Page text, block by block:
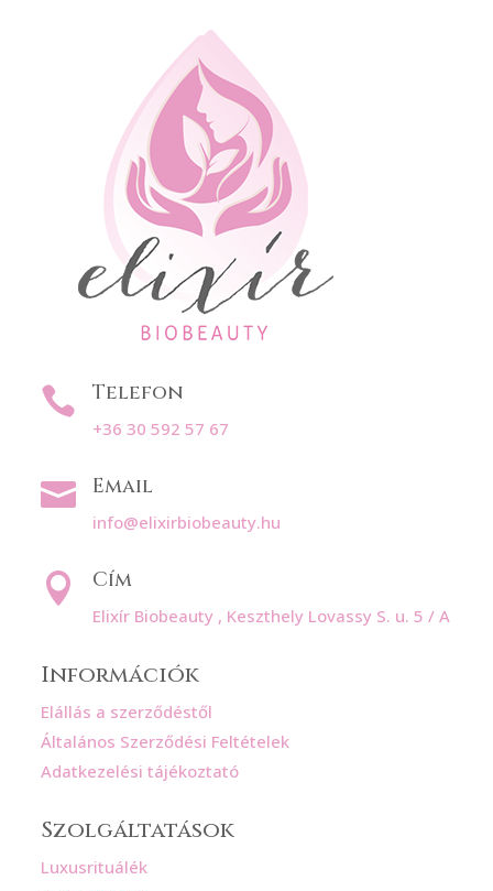
 Telefon
+36 30 592 57 67
 Email
info@elixirbiobeauty.hu
 Cím
Elixír Biobeauty , Keszthely Lovassy S. u. 5 / A
Információk
Elállás a szerződéstől
Általános Szerződési Feltételek
Adatkezelési tájékoztató
Szolgáltatások
Luxusrituálék